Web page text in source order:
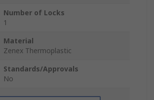
Number of Locks
1
Material
Zenex Thermoplastic
Standards/Approvals
No